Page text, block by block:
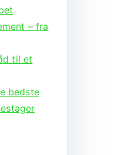
– fra
til et
bedste